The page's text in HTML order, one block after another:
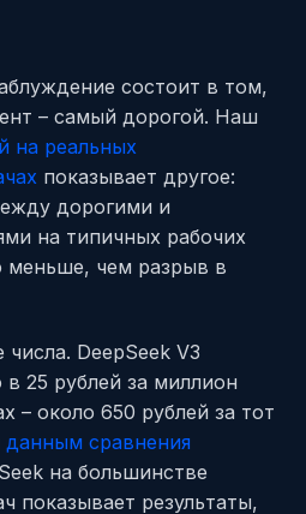
состоит в том,
– самый дорогой. Наш
на реальных
показывает другое:
дорогими и
на типичных рабочих
меньше, чем разрыв в
DeepSeek V3
25 рублей за миллион
– около 650 рублей за тот
данным сравнения
на большинстве
показывает результаты,